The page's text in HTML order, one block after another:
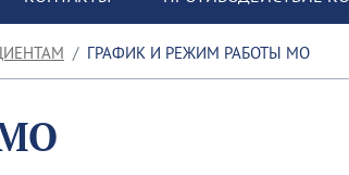
ГРАФИК И РЕЖИМ РАБОТЫ МО